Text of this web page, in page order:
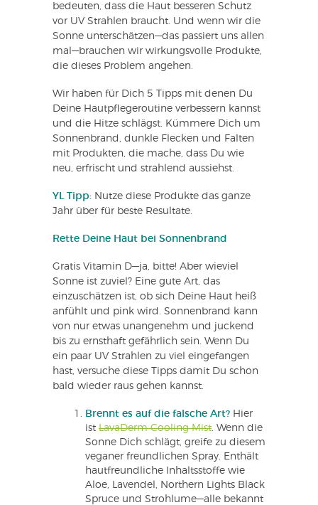
bedeuten, dass die Haut besseren Schutz
vor UV Strahlen braucht. Und wenn wir die
Sonne unterschätzen—das passiert uns allen
mal—brauchen wir wirkungsvolle Produkte,
die dieses Problem angehen.
Wir haben für Dich 5 Tipps mit denen Du
Deine Hautpflegeroutine verbessern kannst
und die Hitze schlägst. Kümmere Dich um
Sonnenbrand, dunkle Flecken und Falten
mit Produkten, die mache, dass Du wie
neu, erfrischt und strahlend aussiehst.
YL Tipp: Nutze diese Produkte das ganze
Jahr über für beste Resultate.
Rette Deine Haut bei Sonnenbrand
Gratis Vitamin D—ja, bitte! Aber wieviel
Sonne ist zuviel? Eine gute Art, das
einzuschätzen ist, ob sich Deine Haut heiß
anfühlt und pink wird. Sonnenbrand kann
von nur etwas unangenehm und juckend
bis zu ernsthaft gefährlich sein. Wenn Du
ein paar UV Strahlen zu viel eingefangen
hast, versuche diese Tipps damit Du schon
bald wieder raus gehen kannst.
Brennt es auf die falsche Art? Hier
ist LavaDerm Cooling Mist . Wenn die
Sonne Dich schlägt, greife zu diesem
veganer freundlichen Spray. Enthält
hautfreundliche Inhaltsstoffe wie
Aloe, Lavendel, Northern Lights Black
Spruce und Strohlume—alle bekannt